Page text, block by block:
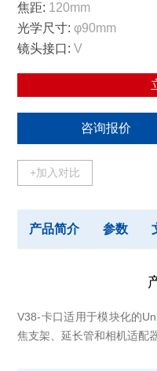
焦距: 120mm
光学尺寸:φ90mm
镜头接口:V
咨询报价
+加入对比
产品简介 参数
V38-卡口适用于模块化的
焦支架、延长管和相机适配器